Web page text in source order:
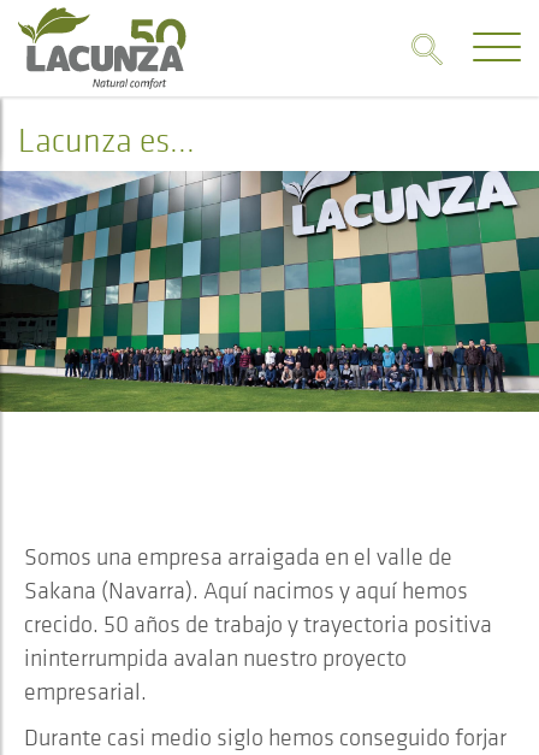
Lacunza es...
Somos una empresa arraigada en el valle de
Sakana (Navarra). Aquí nacimos y aquí hemos
crecido. 50 años de trabajo y trayectoria positiva
ininterrumpida avalan nuestro proyecto
empresarial.
Durante casi medio siglo hemos conseguido forjar